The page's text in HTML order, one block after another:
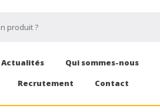
Actualités Qui sommes-nous
Recrutement
Contact